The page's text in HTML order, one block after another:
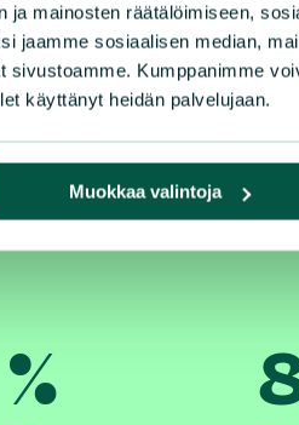
ja mainosten räätälöimiseen,
jaamme sosiaalisen median,
Kumppanimme
käyttänyt heidän palvelujaan.
Muokkaa valintoja